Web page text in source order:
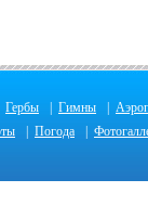
Гербы Гимны
Погода